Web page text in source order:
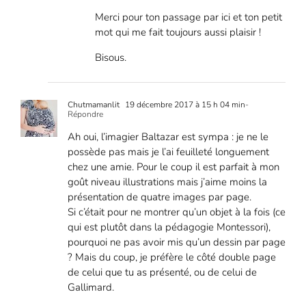
Merci pour ton passage par ici et ton petit
mot qui me fait toujours aussi plaisir !
Bisous.
Chutmamanlit 19 décembre 2017 à 15 h 04 min-
Répondre
Ah oui, l’imagier Baltazar est sympa : je ne le
possède pas mais je l’ai feuilleté longuement
chez une amie. Pour le coup il est parfait à mon
goût niveau illustrations mais j’aime moins la
présentation de quatre images par page.
Si c’était pour ne montrer qu’un objet à la fois (ce
qui est plutôt dans la pédagogie Montessori),
pourquoi ne pas avoir mis qu’un dessin par page
? Mais du coup, je préfère le côté double page
de celui que tu as présenté, ou de celui de
Gallimard.